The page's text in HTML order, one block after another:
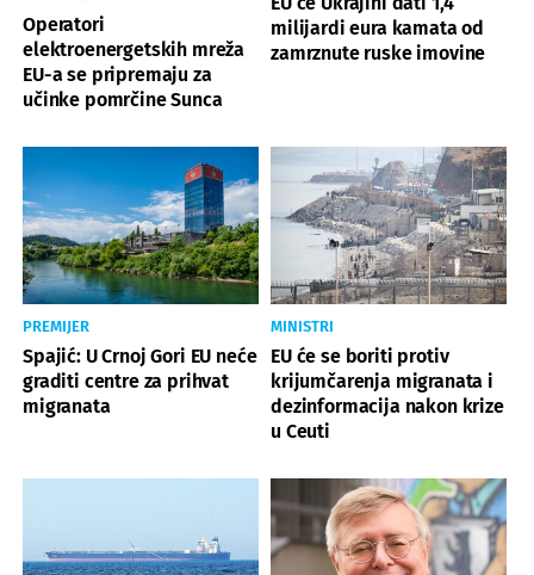
Operatori
elektroenergetskih mreža
EU-a se pripremaju za
učinke pomrčine Sunca
milijardi eura kamata od
zamrznute ruske imovine
PREMIJER
Spajić: U Crnoj Gori EU neće
graditi centre za prihvat
migranata
MINISTRI
EU će se boriti protiv
krijumčarenja migranata i
dezinformacija nakon krize
u Ceuti